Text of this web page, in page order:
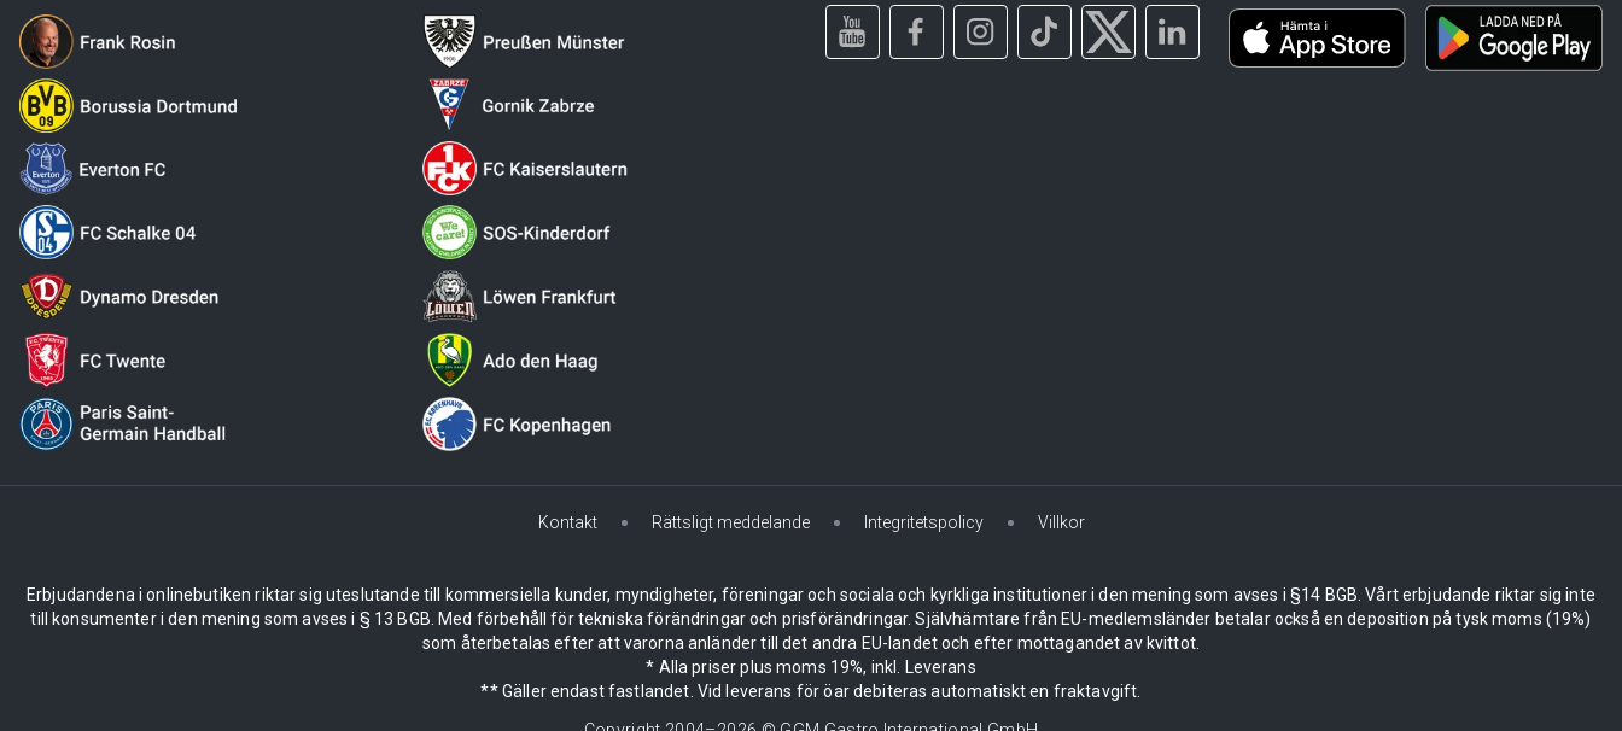
Kontakt Rättsligt meddelande Integritetspolicy Villkor
Erbjudandena i onlinebutiken riktar sig uteslutande till kommersiella kunder, myndigheter, föreningar och sociala och kyrkliga institutioner i den mening som avses i §14 BGB. Vårt erbjudande riktar sig inte
till konsumenter i den mening som avses i § 13 BGB. Med förbehåll för tekniska förändringar och prisförändringar. Självhämtare från EU-medlemsländer betalar också en deposition på tysk moms (19%)
som återbetalas efter att varorna anländer till det andra EU-landet och efter mottagandet av kvittot.
* Alla priser plus moms 19%, inkl. Leverans
** Gäller endast fastlandet. Vid leverans för öar debiteras automatiskt en fraktavgift.